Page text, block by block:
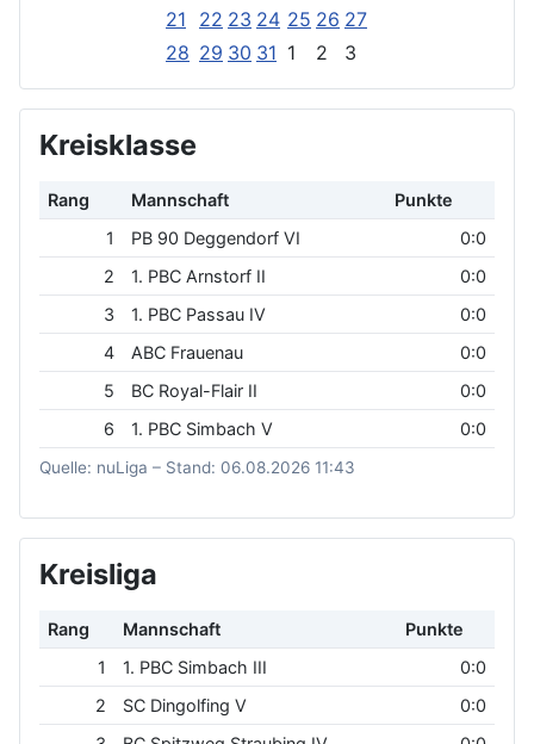
21
22 23 24 25 26 27
28 29 30 31 1 2 3
Kreisklasse
Rang Mannschaft
Punkte
1
PB 90 Deggendorf VI
0:0
2
1. PBC Arnstorf II
0:0
3
1. PBC Passau IV
0:0
4
ABC Frauenau
0:0
5
BC Royal-Flair II
0:0
6
1. PBC Simbach V 0:0
Quelle: nuLiga – Stand: 06.08.2026 11:43
Kreisliga
Rang Mannschaft
Punkte
1
1. PBC Simbach III
0:0
2
SC Dingolfing V
0:0